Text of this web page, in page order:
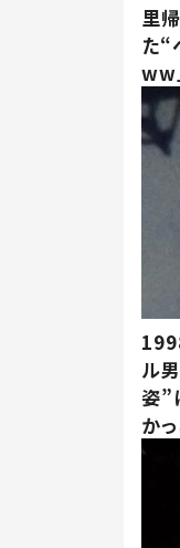
里
た“
ww
ル
姿”
か